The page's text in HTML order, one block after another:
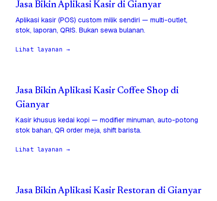
Jasa Bikin Aplikasi Kasir di Gianyar
Aplikasi kasir (POS) custom milik sendiri — multi-outlet,
stok, laporan, QRIS. Bukan sewa bulanan.
Lihat layanan →
Jasa Bikin Aplikasi Kasir Coffee Shop di
Gianyar
Kasir khusus kedai kopi — modifier minuman, auto-potong
stok bahan, QR order meja, shift barista.
Lihat layanan →
Jasa Bikin Aplikasi Kasir Restoran di Gianyar